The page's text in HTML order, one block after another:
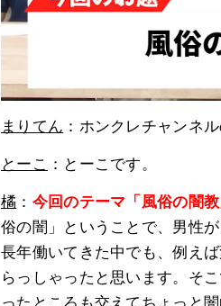
まりてん ：ホンクレチャンネ
とーこ ：とーこです。
橘 ： 今回のテーマ「風俗の闇教
俗の闇」ということで、男性
長年働いてきた中でも、例え
らっしゃったと思います。そ
ったところも交えてちょっと